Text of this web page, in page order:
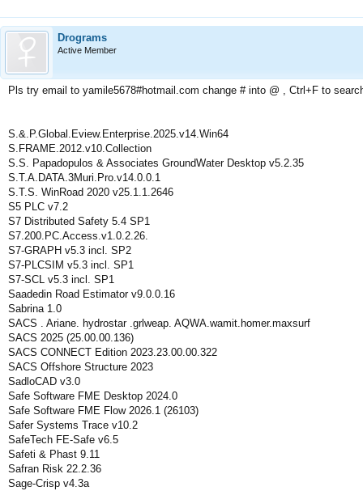
Drograms
Active Member
Pls try email to yamile5678#hotmail.com change # into @ , Ctrl+F to
S.&.P.Global.Eview.Enterprise.2025.v14.Win64
S.FRAME.2012.v10.Collection
S.S. Papadopulos & Associates GroundWater Desktop v5.2.35
S.T.A.DATA.3Muri.Pro.v14.0.0.1
S.T.S. WinRoad 2020 v25.1.1.2646
S5 PLC v7.2
S7 Distributed Safety 5.4 SP1
S7.200.PC.Access.v1.0.2.26.
S7-GRAPH v5.3 incl. SP2
S7-PLCSIM v5.3 incl. SP1
S7-SCL v5.3 incl. SP1
Saadedin Road Estimator v9.0.0.16
Sabrina 1.0
SACS . Ariane. hydrostar .grlweap. AQWA.wamit.homer.maxsurf
SACS 2025 (25.00.00.136)
SACS CONNECT Edition 2023.23.00.00.322
SACS Offshore Structure 2023
SadloCAD v3.0
Safe Software FME Desktop 2024.0
Safe Software FME Flow 2026.1 (26103)
Safer Systems Trace v10.2
SafeTech FE-Safe v6.5
Safeti & Phast 9.11
Safran Risk 22.2.36
Sage-Crisp v4.3a